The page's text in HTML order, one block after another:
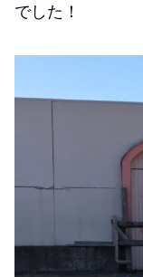
でした！